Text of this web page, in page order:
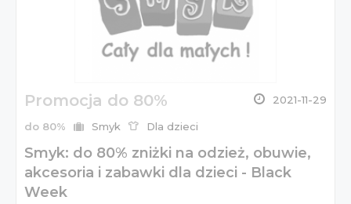
Promocja do 80% 2021-11-29
do 80% Smyk Dla dzieci
Smyk: do 80% zniżki na odzież, obuwie,
akcesoria i zabawki dla dzieci - Black
Week